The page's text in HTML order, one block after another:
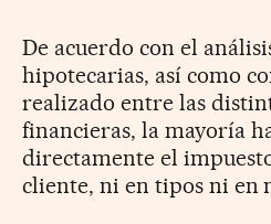
De acuerdo con el
hipotecarias, así como
realizado entre las
financieras, la mayoría
directamente el
cliente, ni en tipos ni en